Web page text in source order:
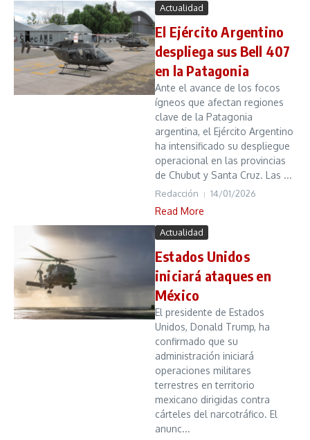
Actualidad
El Ejército Argentino
despliega sus Bell 407
en la Patagonia
Ante el avance de los focos
ígneos que afectan regiones
clave de la Patagonia
argentina, el Ejército Argentino
ha intensificado su despliegue
operacional en las provincias
de Chubut y Santa Cruz. Las ...
Redacción 14/01/2026
Read More
Actualidad
Estados Unidos
iniciará ataques en
México
El presidente de Estados
Unidos, Donald Trump, ha
confirmado que su
administración iniciará
operaciones militares
terrestres en territorio
mexicano dirigidas contra
cárteles del narcotráfico. El
anunc...